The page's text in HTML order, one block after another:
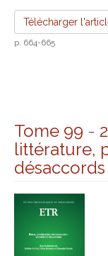
Télécharger
p. 664-665
Tome 99 -
littérature,
désaccords